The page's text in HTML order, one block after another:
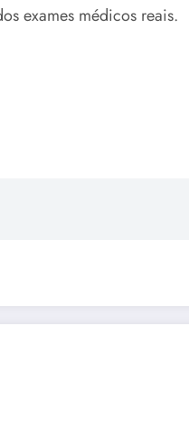
exames médicos reais.